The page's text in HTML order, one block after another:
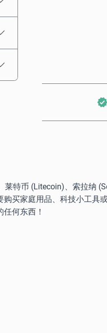
特币 (Litecoin)、索拉纳
买家庭用品、科技小工具
何东西！